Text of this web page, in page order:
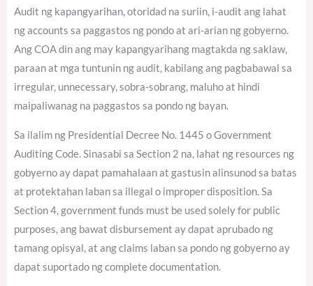
Audit ng kapangyarihan, otoridad na suriin, i-audit ang lahat
ng accounts sa paggastos ng pondo at ari-arian ng gobyerno.
Ang COA din ang may kapangyarihang magtakda ng saklaw,
paraan at mga tuntunin ng audit, kabilang ang pagbabawal sa
irregular, unnecessary, sobra-sobrang, maluho at hindi
maipaliwanag na paggastos sa pondo ng bayan.
Sa ilalim ng Presidential Decree No. 1445 o Government
Auditing Code. Sinasabi sa Section 2 na, lahat ng resources ng
gobyerno ay dapat pamahalaan at gastusin alinsunod sa batas
at protektahan laban sa illegal o improper disposition. Sa
Section 4, government funds must be used solely for public
purposes, ang bawat disbursement ay dapat aprubado ng
tamang opisyal, at ang claims laban sa pondo ng gobyerno ay
dapat suportado ng complete documentation.